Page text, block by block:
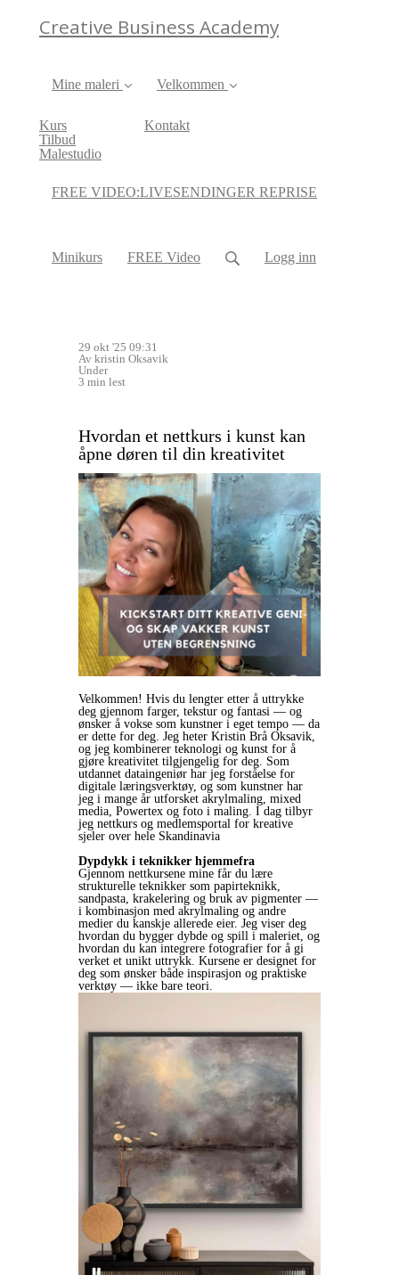
Creative Business Academy
Mine maleri
Kurs
Tilbud
Malestudio
Velkommen
Kontakt
FREE VIDEO:LIVESENDINGER REPRISE
Minikurs FREE Video Logg inn
29 okt '25 09:31
Av kristin Oksavik
Under
3 min lest
Hvordan et nettkurs i kunst kan
åpne døren til din kreativitet
Velkommen! Hvis du lengter etter å uttrykke
deg gjennom farger, tekstur og fantasi — og
ønsker å vokse som kunstner i eget tempo — da
er dette for deg. Jeg heter Kristin Brå Oksavik,
og jeg kombinerer teknologi og kunst for å
gjøre kreativitet tilgjengelig for deg. Som
utdannet dataingeniør har jeg forståelse for
digitale læringsverktøy, og som kunstner har
jeg i mange år utforsket akrylmaling, mixed
media, Powertex og foto i maling. I dag tilbyr
jeg nettkurs og medlemsportal for kreative
sjeler over hele Skandinavia
Dypdykk i teknikker hjemmefra
Gjennom nettkursene mine får du lære
strukturelle teknikker som papirteknikk,
sandpasta, krakelering og bruk av pigmenter —
i kombinasjon med akrylmaling og andre
medier du kanskje allerede eier. Jeg viser deg
hvordan du bygger dybde og spill i maleriet, og
hvordan du kan integrere fotografier for å gi
verket et unikt uttrykk. Kursene er designet for
deg som ønsker både inspirasjon og praktiske
verktøy — ikke bare teori.